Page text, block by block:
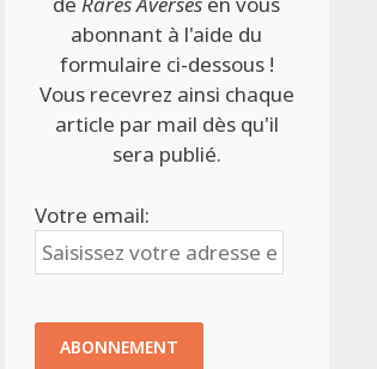
abonnant à l'aide du
formulaire ci-dessous !
Vous recevrez ainsi chaque
article par mail dès qu'il
sera publié.
Votre email: